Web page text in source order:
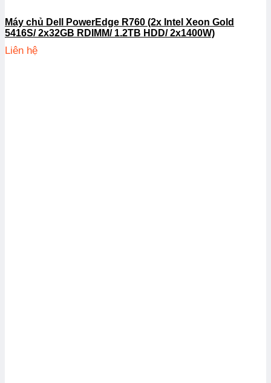
Máy chủ Dell PowerEdge R760 (2x Intel Xeon Gold
5416S/ 2x32GB RDIMM/ 1.2TB HDD/ 2x1400W)
Liên hệ